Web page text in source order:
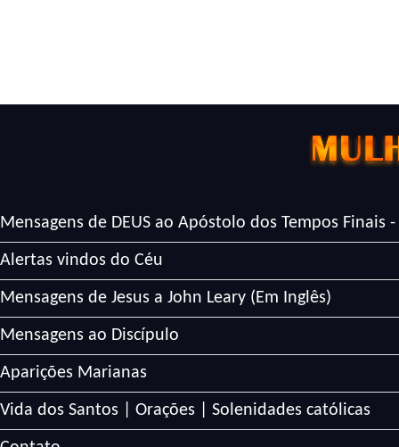
Mensagens de DEUS ao Apóstolo dos Tempos Finais -
Alertas vindos do Céu
Mensagens de Jesus a John Leary (Em Inglês)
Mensagens ao Discípulo
Aparições Marianas
Vida dos Santos | Orações | Solenidades católicas